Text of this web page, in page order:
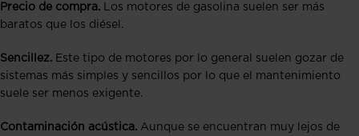
Precio de compra. Los motores de gasolina suelen ser más
baratos que los diésel.
Sencillez. Este tipo de motores por lo general suelen gozar de
sistemas más simples y sencillos por lo que el mantenimiento
suele ser menos exigente.
Contaminación acústica. Aunque se encuentran muy lejos de